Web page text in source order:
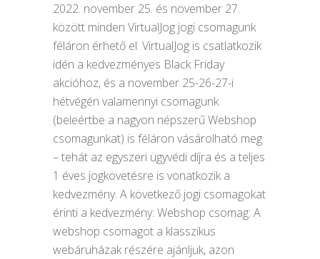
2022. november 25. és november 27.
között minden VirtualJog jogi csomagunk
féláron érhető el. VirtualJog is csatlatkozik
idén a kedvezményes Black Friday
akcióhoz, és a november 25-26-27-i
hétvégén valamennyi csomagunk
(beleértbe a nagyon népszerű Webshop
csomagunkat) is féláron vásárolható meg
– tehát az egyszeri ügyvédi díjra és a teljes
1 éves jogkövetésre is vonatkozik a
kedvezmény. A következő jogi csomagokat
érinti a kedvezmény: Webshop csomag: A
webshop csomagot a klasszikus
webáruházak részére ajánljuk, azon